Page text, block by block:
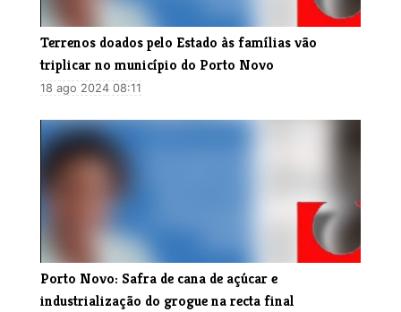
​Terrenos doados pelo Estado às famílias vão
triplicar no município do Porto Novo
18 ago 2024 08:11
Porto Novo: Safra de cana de açúcar e
industrialização do grogue na recta final